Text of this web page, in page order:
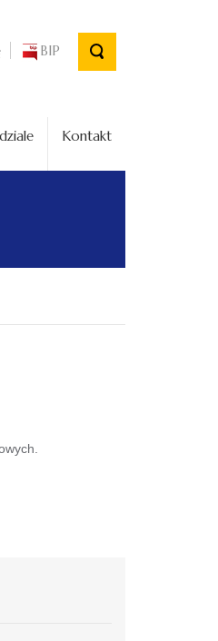
BIP
Kontakt